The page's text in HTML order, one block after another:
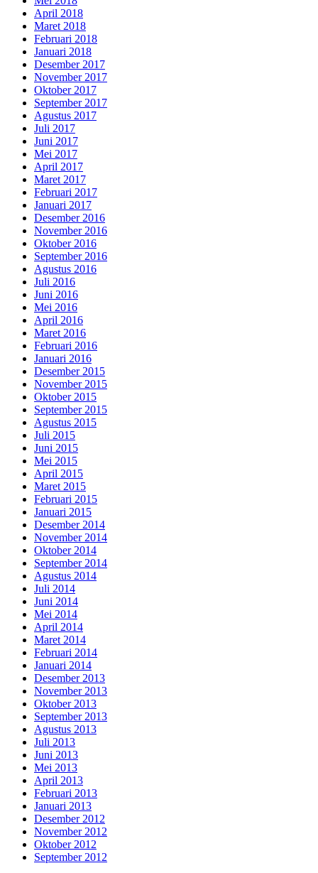
April 2018
Maret 2018
Februari 2018
Januari 2018
Desember 2017
November 2017
Oktober 2017
September 2017
Agustus 2017
Juli 2017
Juni 2017
Mei 2017
April 2017
Maret 2017
Februari 2017
Januari 2017
Desember 2016
November 2016
Oktober 2016
September 2016
Agustus 2016
Juli 2016
Juni 2016
Mei 2016
April 2016
Maret 2016
Februari 2016
Januari 2016
Desember 2015
November 2015
Oktober 2015
September 2015
Agustus 2015
Juli 2015
Juni 2015
Mei 2015
April 2015
Maret 2015
Februari 2015
Januari 2015
Desember 2014
November 2014
Oktober 2014
September 2014
Agustus 2014
Juli 2014
Juni 2014
Mei 2014
April 2014
Maret 2014
Februari 2014
Januari 2014
Desember 2013
November 2013
Oktober 2013
September 2013
Agustus 2013
Juli 2013
Juni 2013
Mei 2013
April 2013
Februari 2013
Januari 2013
Desember 2012
November 2012
Oktober 2012
September 2012